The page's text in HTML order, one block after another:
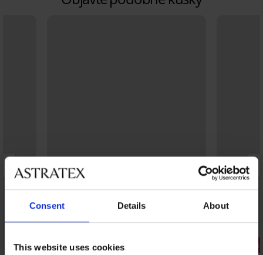
Consent Details About
This website uses cookies
3+1 ZADARMO
Zľava -60%